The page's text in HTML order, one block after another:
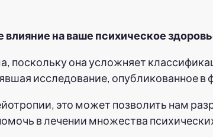
на ваше психическое
она усложняет
исследование, опубликованное в
это может позволить нам
в лечении множества